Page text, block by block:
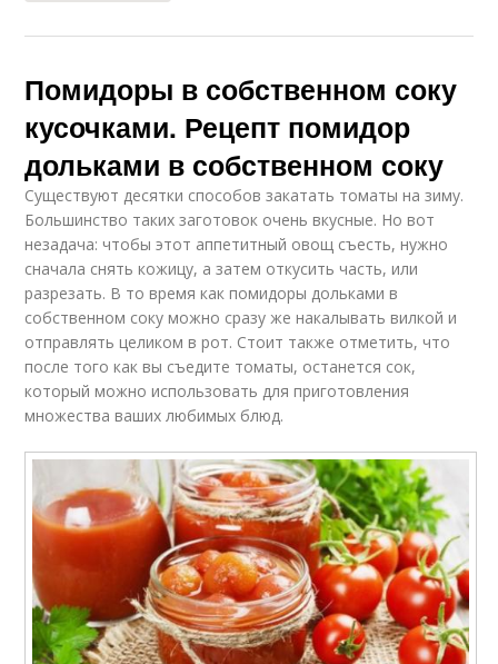
Помидоры в собственном соку
кусочками. Рецепт помидор
дольками в собственном соку
Существуют десятки способов закатать томаты на зиму.
Большинство таких заготовок очень вкусные. Но вот
незадача: чтобы этот аппетитный овощ съесть, нужно
сначала снять кожицу, а затем откусить часть, или
разрезать. В то время как помидоры дольками в
собственном соку можно сразу же накалывать вилкой и
отправлять целиком в рот. Стоит также отметить, что
после того как вы съедите томаты, останется сок,
который можно использовать для приготовления
множества ваших любимых блюд.